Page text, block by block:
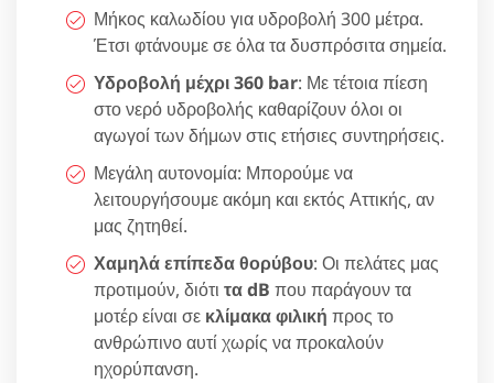
Μήκος καλωδίου για υδροβολή 300 μέτρα.
Έτσι φτάνουμε σε όλα τα δυσπρόσιτα σημεία.
Υδροβολή μέχρι 360 bar: Με τέτοια πίεση
στο νερό υδροβολής καθαρίζουν όλοι οι
αγωγοί των δήμων στις ετήσιες συντηρήσεις.
Μεγάλη αυτονομία: Μπορούμε να
λειτουργήσουμε ακόμη και εκτός Αττικής, αν
μας ζητηθεί.
Χαμηλά επίπεδα θορύβου: Οι πελάτες μας
προτιμούν, διότι τα dB που παράγουν τα
μοτέρ είναι σε κλίμακα φιλική προς το
ανθρώπινο αυτί χωρίς να προκαλούν
ηχορύπανση.